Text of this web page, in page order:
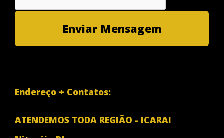
Endereço + Contatos:
ATENDEMOS TODA REGIÃO - ICARAI